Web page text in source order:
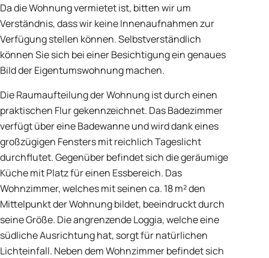
Da die Wohnung vermietet ist, bitten wir um
Verständnis, dass wir keine Innenaufnahmen zur
Verfügung stellen können. Selbstverständlich
können Sie sich bei einer Besichtigung ein genaues
Bild der Eigentumswohnung machen.
Die Raumaufteilung der Wohnung ist durch einen
praktischen Flur gekennzeichnet. Das Badezimmer
verfügt über eine Badewanne und wird dank eines
großzügigen Fensters mit reichlich Tageslicht
durchflutet. Gegenüber befindet sich die geräumige
Küche mit Platz für einen Essbereich. Das
Wohnzimmer, welches mit seinen ca. 18 m² den
Mittelpunkt der Wohnung bildet, beeindruckt durch
seine Größe. Die angrenzende Loggia, welche eine
südliche Ausrichtung hat, sorgt für natürlichen
Lichteinfall. Neben dem Wohnzimmer befindet sich